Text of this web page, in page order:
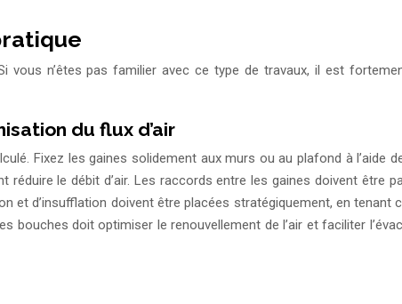
n’êtes pas familier avec ce type de travaux, il est
du flux d’air
Fixez les gaines solidement aux murs ou au plafond à l’aide
le débit d’air. Les raccords entre les gaines doivent être
et d’insufflation doivent être placées stratégiquement, en
bouches doit optimiser le renouvellement de l’air et faciliter